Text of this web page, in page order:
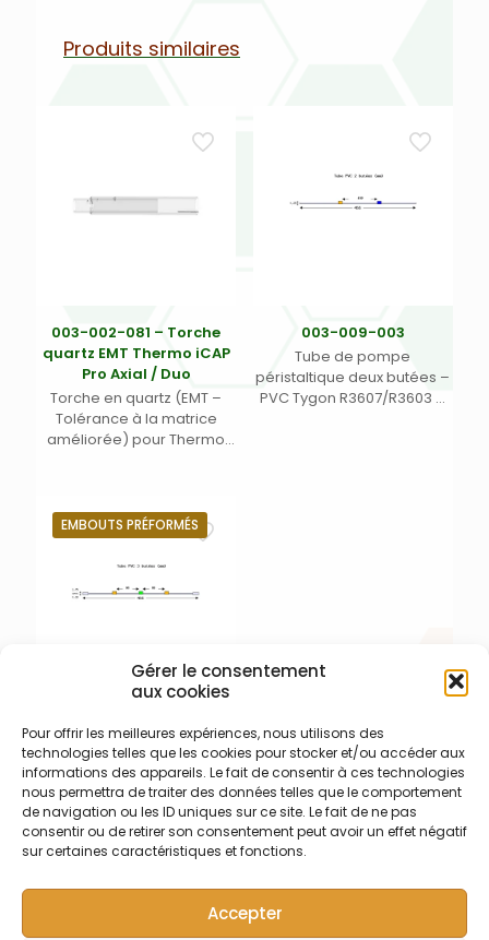
Gérer le consentement
aux cookies
Pour offrir les meilleures expériences, nous utilisons des
technologies telles que les cookies pour stocker et/ou accéder aux
informations des appareils. Le fait de consentir à ces technologies
nous permettra de traiter des données telles que le comportement
de navigation ou les ID uniques sur ce site. Le fait de ne pas
consentir ou de retirer son consentement peut avoir un effet négatif
sur certaines caractéristiques et fonctions.
Accepter
Produits similaires
003-002-081 – Torche
quartz EMT Thermo iCAP
Pro Axial / Duo
Torche en quartz (EMT –
Tolérance à la matrice
améliorée) pour Thermo
003-009-003
Tube de pompe
péristaltique deux butées –
PVC Tygon R3607/R3603 –
EMBOUTS PRÉFORMÉS
003-009-305 – PVC – 3
butées Orange/Vert –
Embouts préformés
Tube de pompe
péristaltique trois butées à
embouts préformés en PVC
Tygon R3607/R3603 – Ecart.
0,38 mm
orange/vert/orange –
Long. 455 mm